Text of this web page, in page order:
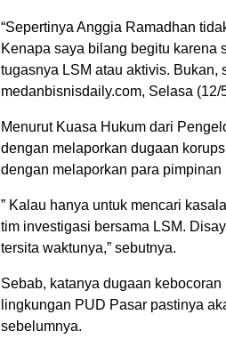
“Sepertinya Anggia Ramadhan
Kenapa saya bilang begitu karena
tugasnya LSM atau aktivis. Bukan,
medanbisnisdaily.com, Selasa (12/
Menurut Kuasa Hukum dari
dengan melaporkan dugaan
dengan melaporkan para
” Kalau hanya untuk mencari
tim investigasi bersama LSM.
tersita waktunya,” sebutnya.
Sebab, katanya dugaan
lingkungan PUD Pasar pastinya
sebelumnya.